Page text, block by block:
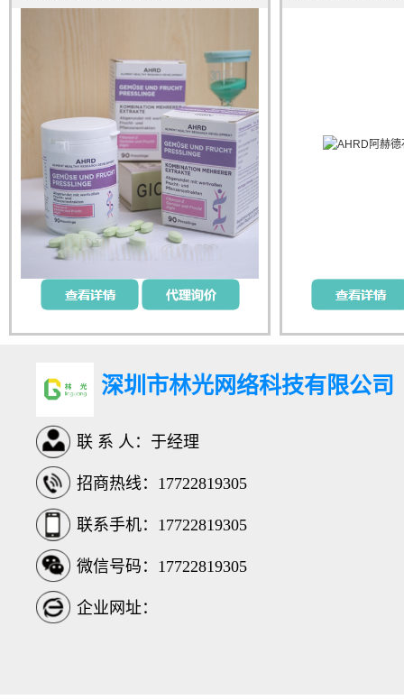
深圳市林光网络科技有限公司
联 系 人：于经理
招商热线：17722819305
联系手机：17722819305
微信号码：17722819305
企业网址：